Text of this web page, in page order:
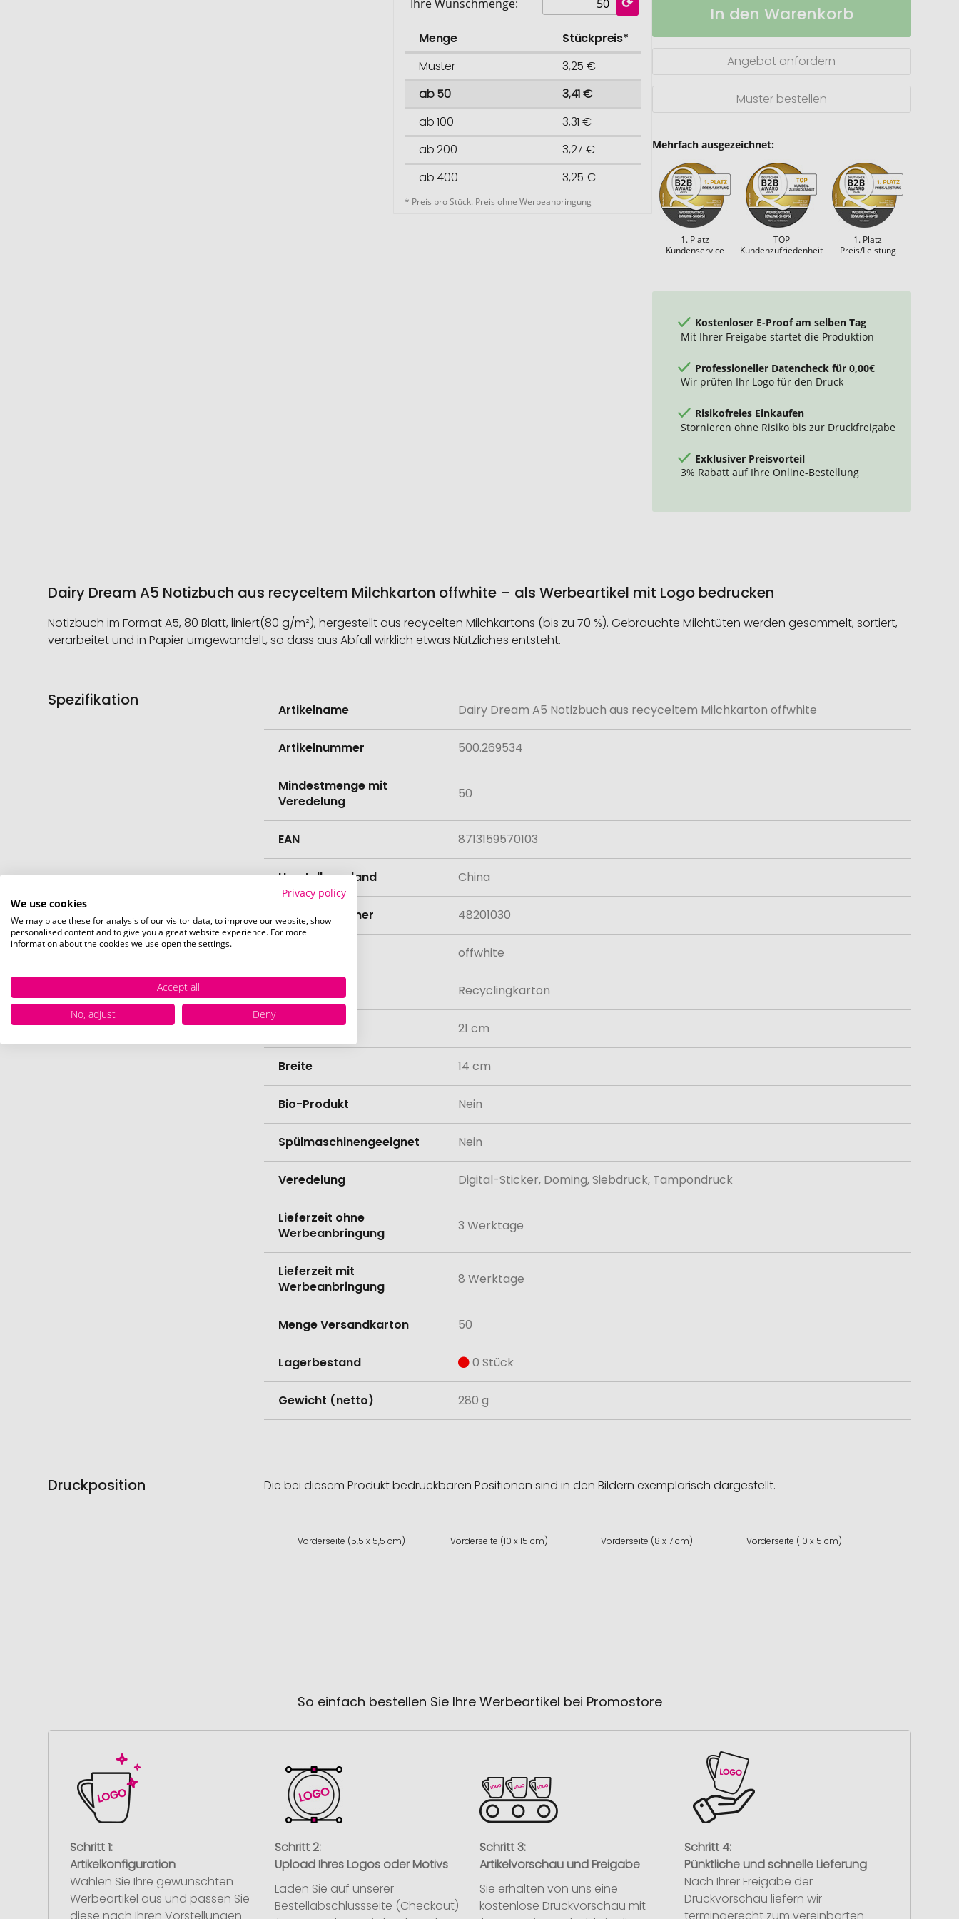
Ihre Wunschmenge:
Menge
Stückpreis*
Muster
3,25 €
ab 50
3,41 €
ab 100
3,31 €
ab 200
3,27 €
ab 400
3,25 €
* Preis pro Stück. Preis ohne Werbeanbringung
Notizbuch
In den Warenkorb
Angebot anfordern
Muster bestellen
Mehrfach ausgezeichnet:
1. Platz
Kundenservice
TOP
Kundenzufriedenheit
1. Platz
Preis/Leistung
Kostenloser E-Proof am selben Tag
Mit Ihrer Freigabe startet die Produktion
Professioneller Datencheck für 0,00€
Wir prüfen Ihr Logo für den Druck
Risikofreies Einkaufen
Stornieren ohne Risiko bis zur Druckfreigabe
Exklusiver Preisvorteil
3% Rabatt auf Ihre Online-Bestellung
Dairy Dream A5 Notizbuch aus recyceltem Milchkarton offwhite – als Werbeartikel mit Logo bedrucken
Notizbuch im Format A5, 80 Blatt, liniert(80 g/m²), hergestellt aus recycelten Milchkartons (bis zu 70 %). Gebrauchte Milchtüten werden gesammelt, sortiert,
verarbeitet und in Papier umgewandelt, so dass aus Abfall wirklich etwas Nützliches entsteht.
Spezifikation
Informationen
Artikelname Dairy Dream A5 Notizbuch aus recyceltem Milchkarton offwhite
Artikelnummer 500.269534
Mindestmenge mit
Veredelung
50
EAN 8713159570103
Herstellungsland China
Zolltarifnummer 48201030
offwhite
Recyclingkarton
Länge 21 cm
Breite 14 cm
Bio-Produkt Nein
Spülmaschinengeeignet Nein
Veredelung Digital-Sticker, Doming, Siebdruck, Tampondruck
Lieferzeit ohne
Werbeanbringung
3 Werktage
Lieferzeit mit
Werbeanbringung
8 Werktage
Menge Versandkarton 50
Lagerbestand 0 Stück
Gewicht (netto) 280 g
Druckposition Die bei diesem Produkt bedruckbaren Positionen sind in den Bildern exemplarisch dargestellt.
Vorderseite (5,5 x 5,5 cm) Vorderseite (10 x 15 cm) Vorderseite (8 x 7 cm) Vorderseite (10 x 5 cm)
So einfach bestellen Sie Ihre Werbeartikel bei Promostore
Schritt 1:
Artikelkonfiguration
Wählen Sie Ihre gewünschten
Werbeartikel aus und passen Sie
Schritt 2:
Upload Ihres Logos oder Motivs
Laden Sie auf unserer
Bestellabschlussseite (Checkout)
Schritt 3:
Artikelvorschau und Freigabe
Sie erhalten von uns eine
kostenlose Druckvorschau mit
Schritt 4:
Pünktliche und schnelle Lieferung
Nach Ihrer Freigabe der
Druckvorschau liefern wir
Privacy policy
We use cookies
We may place these for analysis of our visitor data, to improve our website, show
personalised content and to give you a great website experience. For more
information about the cookies we use open the settings.
Accept all
No, adjust
Deny